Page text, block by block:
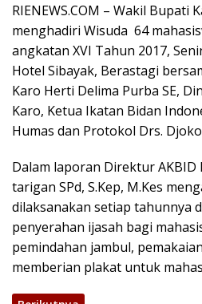
RIENEWS.COM – Wakil Bupati
menghadiri Wisuda 64
angkatan XVI Tahun 2017,
Hotel Sibayak, Berastagi
Karo Herti Delima Purba SE,
Karo, Ketua Ikatan Bidan
Humas dan Protokol Drs.
Dalam laporan Direktur AKBID
tarigan SPd, S.Kep, M.Kes
dilaksanakan setiap tahunnya
penyerahan ijasah bagi
pemindahan jambul,
memberian plakat untuk